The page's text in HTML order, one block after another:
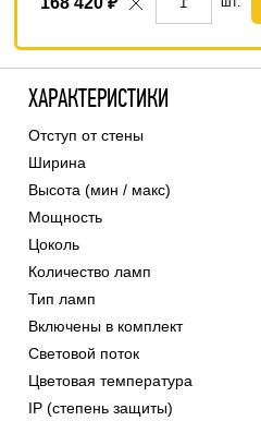
ХАРАКТЕРИСТИКИ
Отступ от стены
Ширина
Высота (мин / макс)
Мощность
Цоколь
Количество ламп
Тип ламп
Включены в комплект
Световой поток
Цветовая температура
IP (степень защиты)